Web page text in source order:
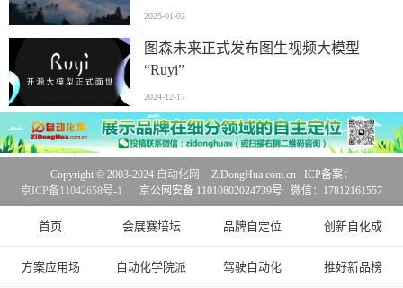
2025-01-02
图森未来正式发布图生视频大模型
“Ruyi”
2024-12-17
首页 会展赛培坛 品牌自定位 创新自化成
方案应用场 自动化学院派 驾驶自动化 推好新品榜
Copyright © 2003-2024 自动化网
ZiDongHua.com.cn ICP备案：
京ICP备11042658号-1
京公网安备 11010802024739号 微信：17812161557